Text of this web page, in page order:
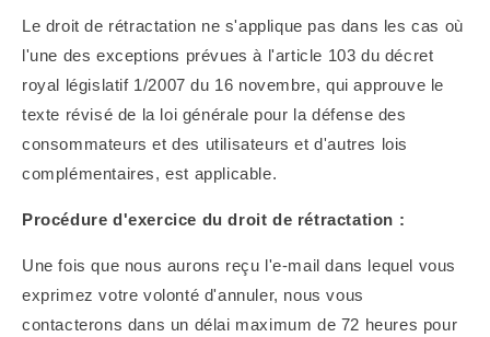
Le droit de rétractation ne s'applique pas dans les cas où
l'une des exceptions prévues à l'article 103 du décret
royal législatif 1/2007 du 16 novembre, qui approuve le
texte révisé de la loi générale pour la défense des
consommateurs et des utilisateurs et d'autres lois
complémentaires, est applicable.
Procédure d'exercice du droit de rétractation :
Une fois que nous aurons reçu l'e-mail dans lequel vous
exprimez votre volonté d'annuler, nous vous
contacterons dans un délai maximum de 72 heures pour